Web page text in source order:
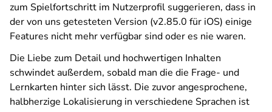
zum Spielfortschritt im Nutzerprofil suggerieren, dass in
der von uns getesteten Version (v2.85.0 für iOS) einige
Features nicht mehr verfügbar sind oder es nie waren.
Die Liebe zum Detail und hochwertigen Inhalten
schwindet außerdem, sobald man die die Frage- und
Lernkarten hinter sich lässt. Die zuvor angesprochene,
halbherzige Lokalisierung in verschiedene Sprachen ist